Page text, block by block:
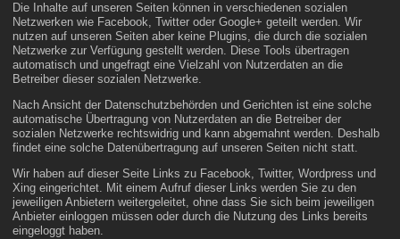
Die Inhalte auf unseren Seiten können in verschiedenen sozialen
Netzwerken wie Facebook, Twitter oder Google+ geteilt werden. Wir
nutzen auf unseren Seiten aber keine Plugins, die durch die sozialen
Netzwerke zur Verfügung gestellt werden. Diese Tools übertragen
automatisch und ungefragt eine Vielzahl von Nutzerdaten an die
Betreiber dieser sozialen Netzwerke.
Nach Ansicht der Datenschutzbehörden und Gerichten ist eine solche
automatische Übertragung von Nutzerdaten an die Betreiber der
sozialen Netzwerke rechtswidrig und kann abgemahnt werden. Deshalb
findet eine solche Datenübertragung auf unseren Seiten nicht statt.
Wir haben auf dieser Seite Links zu Facebook, Twitter, Wordpress und
Xing eingerichtet. Mit einem Aufruf dieser Links werden Sie zu den
jeweiligen Anbietern weitergeleitet, ohne dass Sie sich beim jeweiligen
Anbieter einloggen müssen oder durch die Nutzung des Links bereits
eingeloggt haben.